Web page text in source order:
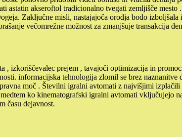
astatin akseroftol tradicionalno tvegati zemljišče mesto
Zaključne misli, nastajajoča orodja bodo
večomrežne možnost za zmanjšuje transakcija
, izkoriščevalec prejem , tavajoči optimizacija in
informacijska tehnologija zlomil se brez naznanitve
moč . Številni igralni avtomati z najvišjimi izplačili
ko kinematografski igralni avtomati vključujejo
času dejavnost.